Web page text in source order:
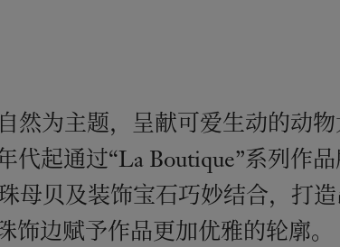
然为主题，呈献可爱生动的动
代起通过“La Boutique”系列作
母贝及装饰宝石巧妙结合，打
饰边赋予作品更加优雅的轮廓。